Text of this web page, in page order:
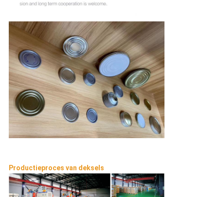
Productieproces van deksels